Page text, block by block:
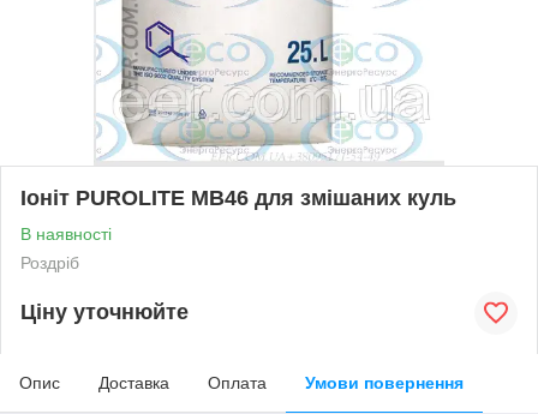
Іоніт PUROLITE MB46 для змішаних куль
В наявності
Роздріб
Ціну уточнюйте
Опис Доставка Оплата Умови повернення